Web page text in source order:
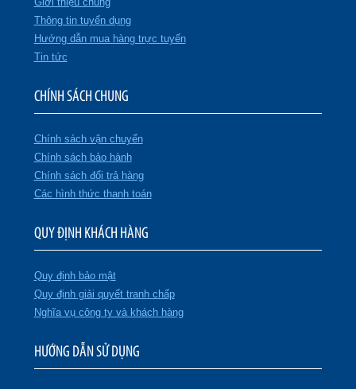
Thông tin tuyển dụng
Hướng dẫn mua hàng trực tuyến
Tin tức
CHÍNH SÁCH CHUNG
Chính sách vận chuyển
Chính sách bảo hành
Chính sách đổi trả hàng
Các hình thức thanh toán
QUY ĐỊNH KHÁCH HÀNG
Quy định bảo mật
Quy định giải quyết tranh chấp
Nghĩa vụ công ty và khách hàng
HƯỚNG DẪN SỬ DỤNG